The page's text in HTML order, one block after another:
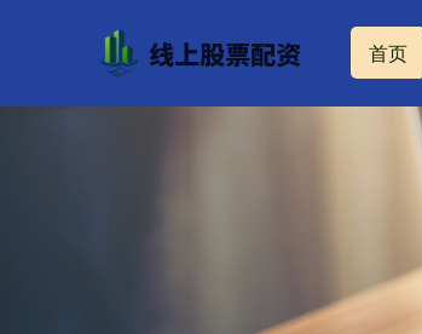
首页